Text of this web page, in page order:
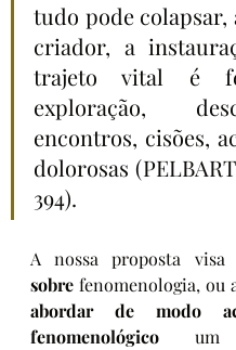
tudo pode colapsar,
criador, a
trajeto vital é
exploração,
encontros, cisões,
dolorosas
394).
sobre
abordar de modo
fenomenológico um